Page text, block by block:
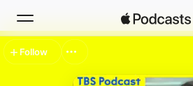
Search
Follow